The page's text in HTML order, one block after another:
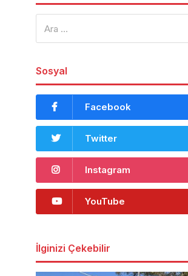
Sosyal
Facebook
Twitter
Instagram
YouTube
İlginizi Çekebilir